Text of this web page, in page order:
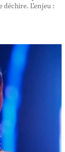
déchire. L'enjeu :